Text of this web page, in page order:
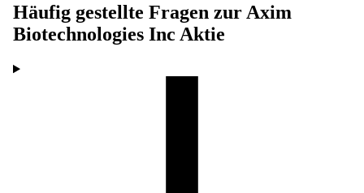
Häufig gestellte Fragen zurAxim
Biotechnologies Inc Aktie